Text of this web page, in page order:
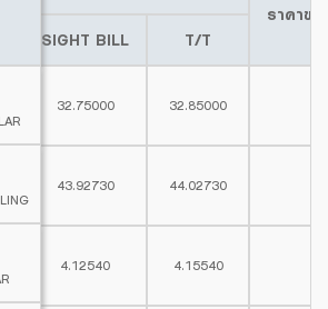
ราคาข
SIGHT BILL
T/T
32.75000 32.85000
43.92730 44.02730
4.12540 4.15540